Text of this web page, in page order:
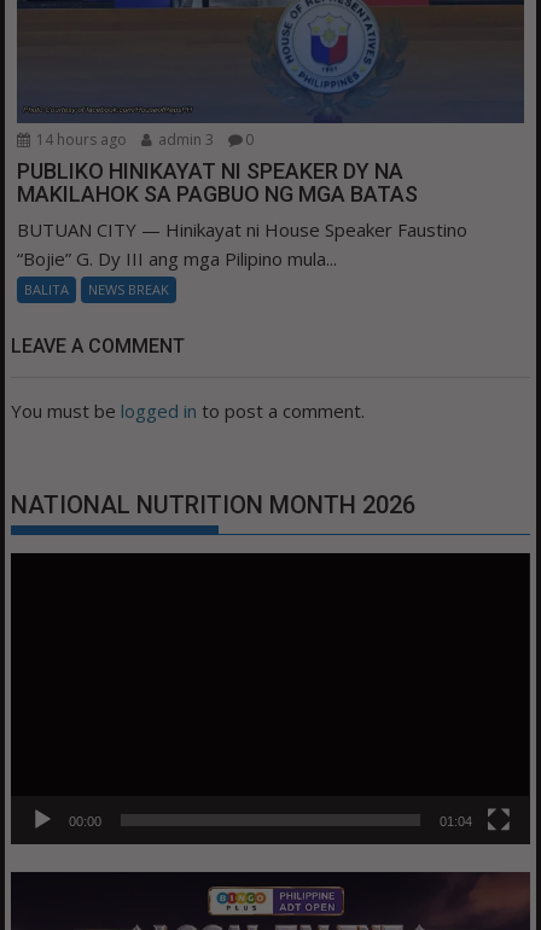
14 hours ago admin 3 0
PUBLIKO HINIKAYAT NI SPEAKER DY NA
MAKILAHOK SA PAGBUO NG MGA BATAS
BUTUAN CITY — Hinikayat ni House Speaker Faustino
“Bojie” G. Dy III ang mga Pilipino mula...
BALITA NEWS BREAK
LEAVE A COMMENT
You must be logged in to post a comment.
NATIONAL NUTRITION MONTH 2026
00:00 01:04